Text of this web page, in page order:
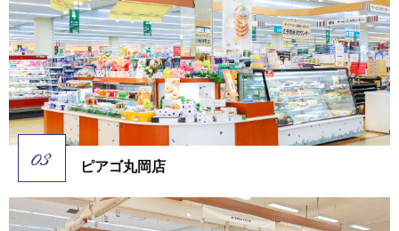
ピアゴ丸岡店